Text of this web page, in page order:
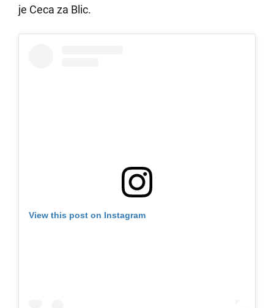
je Ceca za Blic.
View this post on Instagram